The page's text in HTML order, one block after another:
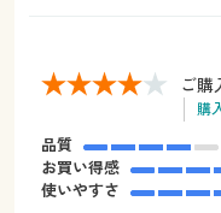
ご購
購
品質
お買い得感
使いやすさ